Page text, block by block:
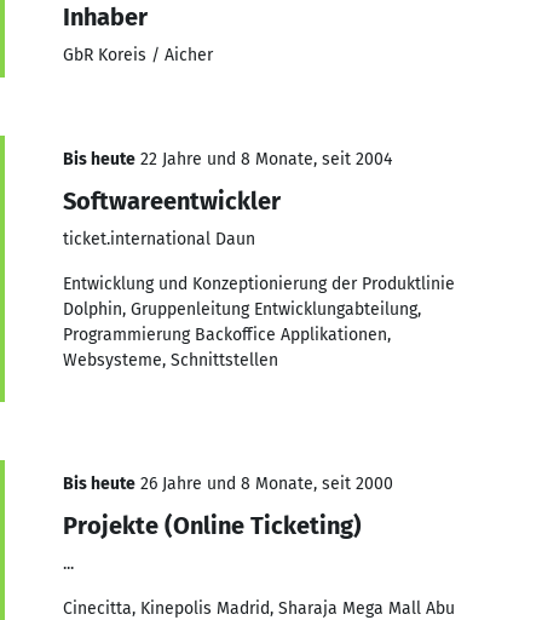
Inhaber
GbR Koreis / Aicher
Bis heute 22 Jahre und 8 Monate, seit 2004
Softwareentwickler
ticket.international Daun
Entwicklung und Konzeptionierung der Produktlinie
Dolphin, Gruppenleitung Entwicklungabteilung,
Programmierung Backoffice Applikationen,
Websysteme, Schnittstellen
Bis heute 26 Jahre und 8 Monate, seit 2000
Projekte (Online Ticketing)
...
Cinecitta, Kinepolis Madrid, Sharaja Mega Mall Abu